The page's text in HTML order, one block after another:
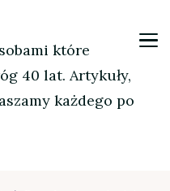
które
40 lat. Artykuły,
każdego po